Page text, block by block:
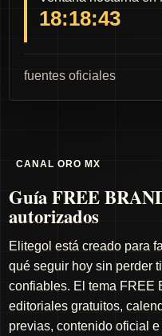
18:18:42
fuentes oficiales
CANAL ORO MX
Guía FREE
autorizados
Elitegol está creado para
qué seguir hoy sin perder
confiables. El tema FREE
editoriales gratuitos,
previas, contenido oficial